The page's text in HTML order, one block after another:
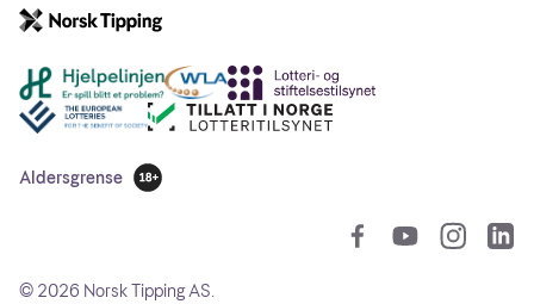
Andre lenker
Aldersgrense
18 år
© 2026 Norsk Tipping AS.